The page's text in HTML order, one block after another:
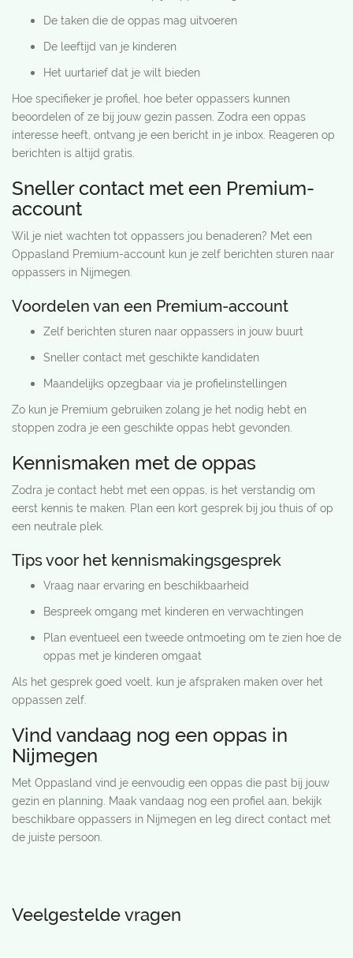
De taken die de oppas mag uitvoeren
De leeftijd van je kinderen
Het uurtarief dat je wilt bieden
Hoe specifieker je profiel, hoe beter oppassers kunnen
beoordelen of ze bij jouw gezin passen. Zodra een oppas
interesse heeft, ontvang je een bericht in je inbox. Reageren op
berichten is altijd gratis.
Sneller contact met een Premium-
account
Wil je niet wachten tot oppassers jou benaderen? Met een
Oppasland Premium-account kun je zelf berichten sturen naar
oppassers in Nijmegen.
Voordelen van een Premium-account
Zelf berichten sturen naar oppassers in jouw buurt
Sneller contact met geschikte kandidaten
Maandelijks opzegbaar via je profielinstellingen
Zo kun je Premium gebruiken zolang je het nodig hebt en
stoppen zodra je een geschikte oppas hebt gevonden.
Kennismaken met de oppas
Zodra je contact hebt met een oppas, is het verstandig om
eerst kennis te maken. Plan een kort gesprek bij jou thuis of op
een neutrale plek.
Tips voor het kennismakingsgesprek
Vraag naar ervaring en beschikbaarheid
Bespreek omgang met kinderen en verwachtingen
Plan eventueel een tweede ontmoeting om te zien hoe de
oppas met je kinderen omgaat
Als het gesprek goed voelt, kun je afspraken maken over het
oppassen zelf.
Vind vandaag nog een oppas in
Nijmegen
Met Oppasland vind je eenvoudig een oppas die past bij jouw
gezin en planning. Maak vandaag nog een profiel aan, bekijk
beschikbare oppassers in Nijmegen en leg direct contact met
de juiste persoon.
Veelgestelde vragen